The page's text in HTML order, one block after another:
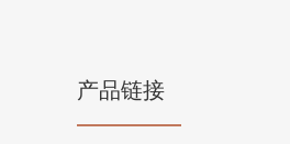
产品链接